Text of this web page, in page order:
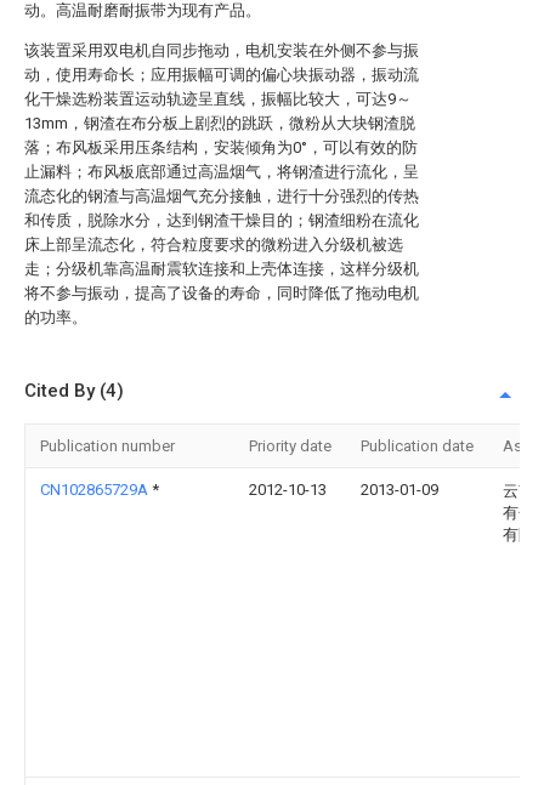
动。高温耐磨耐振带为现有产品。
该装置采用双电机自同步拖动，电机安装在外侧不参与振
动，使用寿命长；应用振幅可调的偏心块振动器，振动流
化干燥选粉装置运动轨迹呈直线，振幅比较大，可达9～
13mm，钢渣在布分板上剧烈的跳跃，微粉从大块钢渣脱
落；布风板采用压条结构，安装倾角为0°，可以有效的防
止漏料；布风板底部通过高温烟气，将钢渣进行流化，呈
流态化的钢渣与高温烟气充分接触，进行十分强烈的传热
和传质，脱除水分，达到钢渣干燥目的；钢渣细粉在流化
床上部呈流态化，符合粒度要求的微粉进入分级机被选
走；分级机靠高温耐震软连接和上壳体连接，这样分级机
将不参与振动，提高了设备的寿命，同时降低了拖动电机
的功率。
Cited By (4)
Publication number Priority date Publication date
CN102865729A * 2012-10-13 2013-01-09
云南
有色
有限